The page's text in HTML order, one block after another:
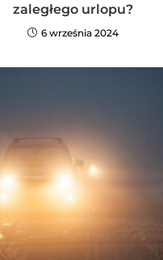
zaległego urlopu?
6 września 2024